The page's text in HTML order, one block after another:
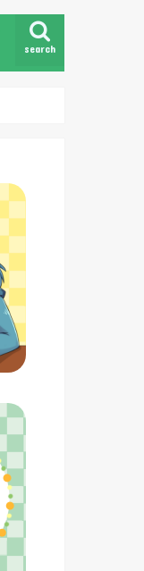
search